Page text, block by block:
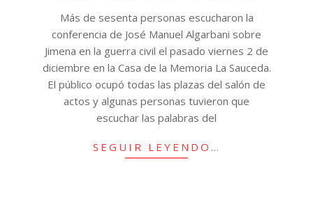
Más de sesenta personas escucharon la
conferencia de José Manuel Algarbani sobre
Jimena en la guerra civil el pasado viernes 2 de
diciembre en la Casa de la Memoria La Sauceda.
El público ocupó todas las plazas del salón de
actos y algunas personas tuvieron que
escuchar las palabras del
SEGUIR LEYENDO…